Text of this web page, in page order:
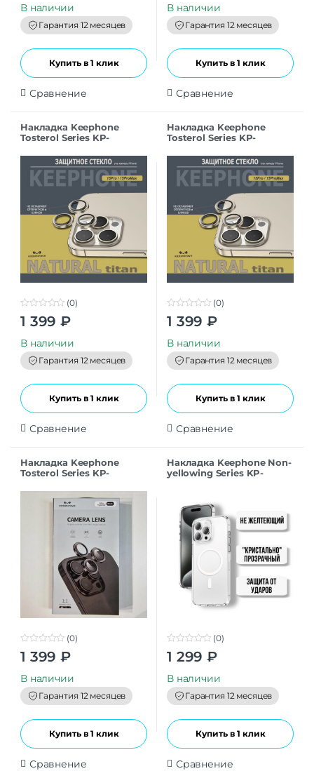
t
o
f
5
В наличии
Гарантия 12 месяцев
Купить в 1 клик
Сравнение
t
o
f
5
В наличии
Гарантия 12 месяцев
Купить в 1 клик
Сравнение
Накладка Keephone
Tosterol Series KP-
brown
0
t
o
f
5
(0)
1 399 ₽
В наличии
Гарантия 12 месяцев
Купить в 1 клик
Сравнение
Накладка Keephone
Tosterol Series KP-
blue
0
t
o
f
5
(0)
1 399 ₽
В наличии
Гарантия 12 месяцев
Купить в 1 клик
Сравнение
Накладка Keephone
Tosterol Series KP-
black
0
t
o
f
5
(0)
1 399 ₽
В наличии
Гарантия 12 месяцев
Купить в 1 клик
Сравнение
Накладка Keephone Non-
yellowing Series KP-
0
t
o
f
5
(0)
1 299 ₽
В наличии
Гарантия 12 месяцев
Купить в 1 клик
Сравнение